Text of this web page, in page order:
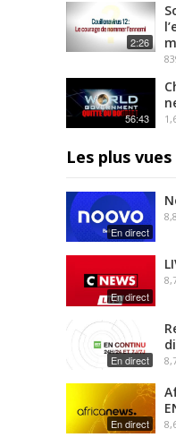
2:26
56:43
Les plus vues
En direct
En direct
En direct
En direct